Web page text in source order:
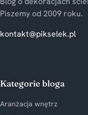
Piszemy od 2009 roku.
kontakt@pikselek.pl
Kategorie bloga
Aranżacja wnętrz